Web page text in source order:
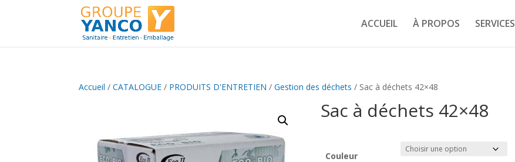
ACCUEIL À PROPOS SERVICES
Accueil /CATALOGUE / PRODUITS D'ENTRETIEN /Gestion des déchets / Sac à déchets 42×48
Sac à déchets 42×48
Couleur